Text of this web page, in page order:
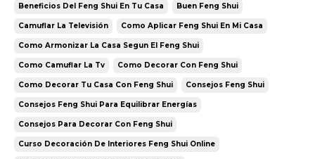
Beneficios Del Feng Shui En Tu Casa Buen Feng Shui
Camuflar La Televisión Como Aplicar Feng Shui En Mi Casa
Como Armonizar La Casa Segun El Feng Shui
Como Camuflar La Tv Como Decorar Con Feng Shui
Como Decorar Tu Casa Con Feng Shui Consejos Feng Shui
Consejos Feng Shui Para Equilibrar Energías
Consejos Para Decorar Con Feng Shui
Curso Decoración De Interiores Feng Shui Online